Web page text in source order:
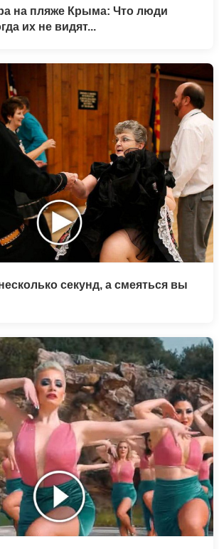
на пляже Крыма: Что люди
их не видят...
секунд, а смеяться вы